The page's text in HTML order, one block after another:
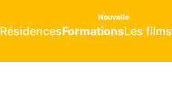
RésidencesFormationsLes films